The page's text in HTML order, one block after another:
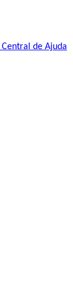
Central de Ajuda